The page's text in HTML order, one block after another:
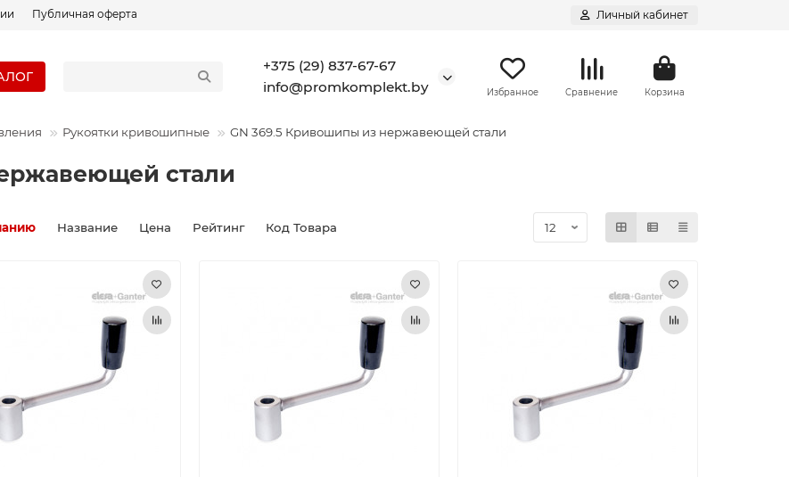
Публичная оферта Личный кабинет
+375 (29) 837-67-67
info@promkomplekt.by
Избранное Сравнение Корзина
Рукоятки кривошипные GN 369.5 Кривошипы из нержавеющей стали
стали
Название Цена Рейтинг Код Товара